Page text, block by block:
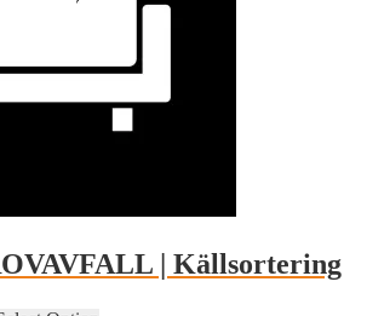
| Källsortering